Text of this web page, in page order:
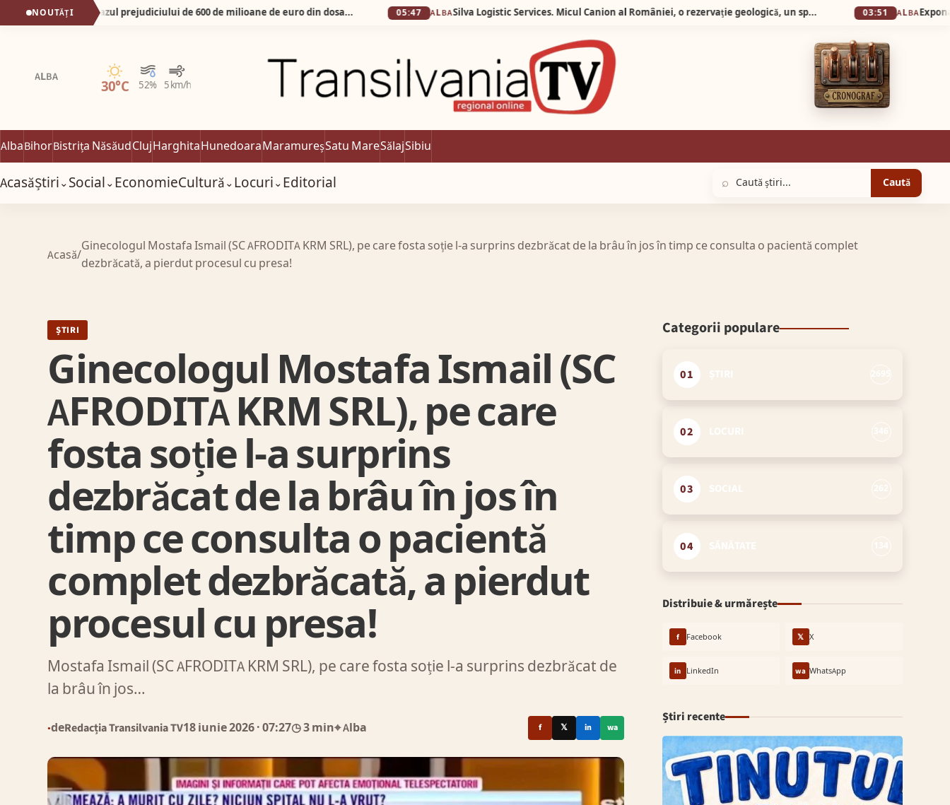
NOUTĂȚI FACIAS sesizează DNA în cazul prejudiciului de 600 de milioane de euro din dosarul Pfizer. Cei vinovați trebuie să plăteasca. 05:47 ALBA Silva Logistic Services. Micul Canion al României, o rezervație geologică, un spectacol vizual unde timpul și apa au lucrat împreună, sculptând în carnea pământului forme de o frumusețe stranie. 03:51 ALBA
ALBA
30°C 52% 5 km/h
Senin
AlbaBihorBistrița NăsăudClujHarghitaHunedoaraMaramureșSatu MareSălajSibiu
AcasăȘtiri⌄Social⌄EconomieCultură⌄Locuri⌄Editorial ⌕ Caută
Acasă/
Ginecologul Mostafa Ismail (SC AFRODITA KRM SRL), pe care fosta soție l-a surprins dezbrăcat de la brâu în jos în timp ce consulta o pacientă complet
dezbrăcată, a pierdut procesul cu presa!
ȘTIRI
Ginecologul Mostafa Ismail (SC
AFRODITA KRM SRL), pe care
fosta soție l-a surprins
dezbrăcat de la brâu în jos în
timp ce consulta o pacientă
complet dezbrăcată, a pierdut
procesul cu presa!
Mostafa Ismail (SC AFRODITA KRM SRL), pe care fosta soție l-a surprins dezbrăcat de
la brâu în jos…
●deRedacția Transilvania TV18 iunie 2026· 07:27◷ 3 min⌖ Alba f 𝕏 in wa
Categorii populare
01
02
03
04
Distribuie & urmărește
f Facebook 𝕏 X
in LinkedIn wa WhatsApp
Știri recente